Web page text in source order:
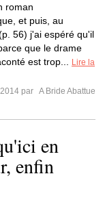
roman
et puis, au
56) j'ai espéré qu'il
que le drame
est trop...
Lire la
par A Bride Abattue
en
enfin